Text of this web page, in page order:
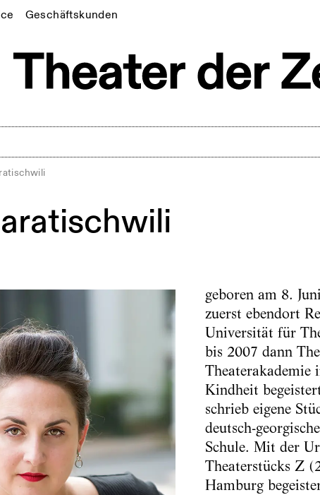
Geschäftskunden
geboren am 8.
zuerst ebendort
Universität für
bis 2007 dann
Theaterakademie
Kindheit
schrieb eigene
deutsch-
Schule. Mit der
Theaterstücks Z
Hamburg